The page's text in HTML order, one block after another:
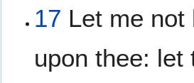
17 Let me
upon thee: let